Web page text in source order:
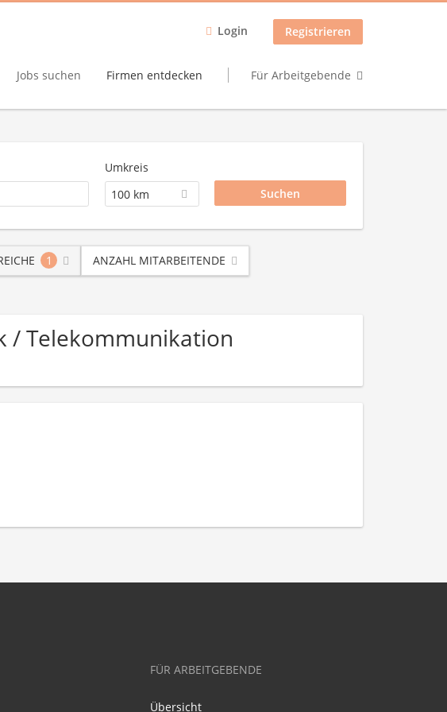
Login Registrieren
Jobs suchen Firmen entdecken Für Arbeitgebende
Umkreis
100 km
1 ANZAHL MITARBEITENDE
/ Telekommunikation
FÜR ARBEITGEBENDE
Übersicht